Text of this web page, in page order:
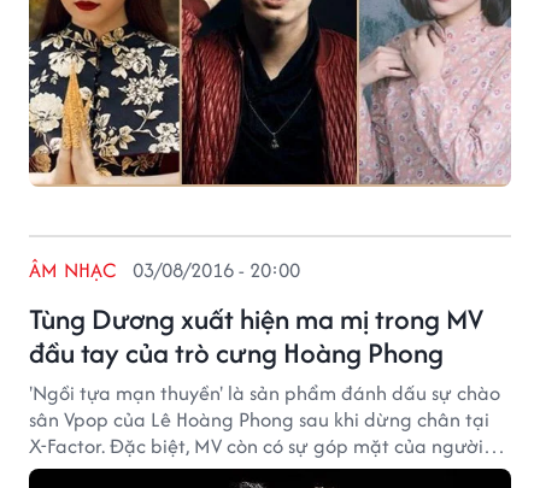
Tùng Dương xuất hiện ma mị trong MV
đầu tay của trò cưng Hoàng Phong
ÂM NHẠC 03/08/2016 - 20:00
'Ngồi tựa mạn thuyền' là sản phẩm đánh dấu sự chào
sân Vpop của Lê Hoàng Phong sau khi dừng chân tại
X-Factor. Đặc biệt, MV còn có sự góp mặt của người
thầy Tùng Dương.